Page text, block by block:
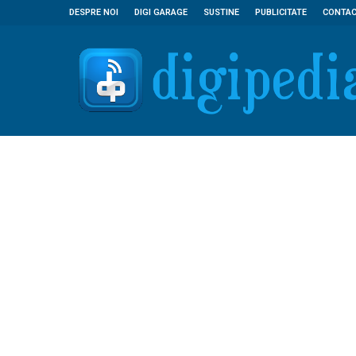
DESPRE NOI DIGI GARAGE SUSTINE PUBLICITATE